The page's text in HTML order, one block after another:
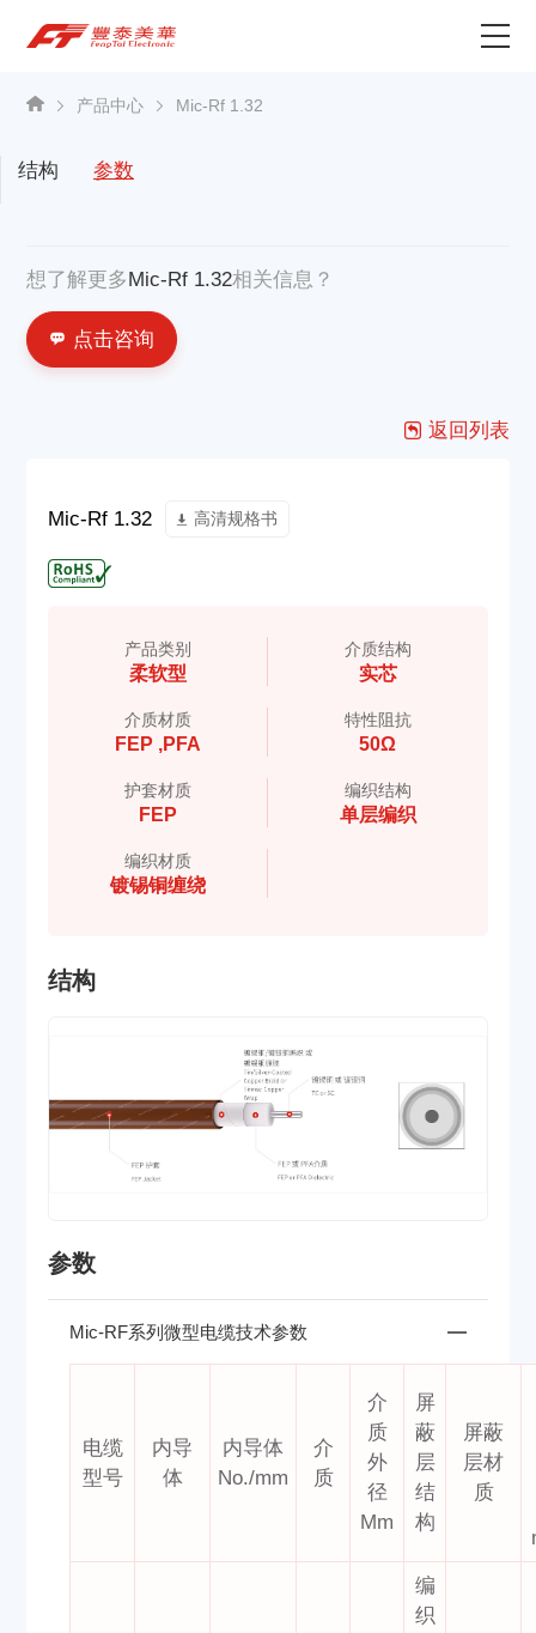
为什么选择丰泰？
产品中心
资讯中心
联系我们
产品中心 Mic-Rf 1.32
结构 参数
想了解更多 Mic-Rf 1.32相关信息？
点击咨询
返回列表
Mic-Rf 1.32 高清规格书
产品类别
柔软型
介质结构
实芯
介质材质
FEP ,PFA
特性阻抗
50Ω
护套材质
FEP
编织结构
单层编织
编织材质
镀锡铜缠绕
结构
参数
Mic-RF系列微型电缆技术参数
电缆
型号
内导
体
内导体
No./mm
介
质
介
质
外
径
Mm
屏
蔽
层
结
构
屏蔽
层材
质
编
织